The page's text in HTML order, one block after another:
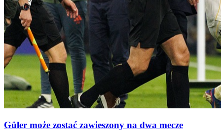
Güler może zostać zawieszony na dwa mecze